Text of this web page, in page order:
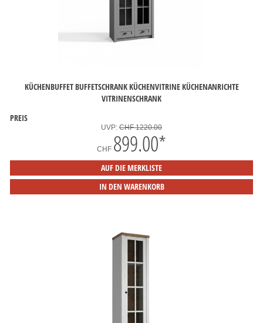
KÜCHENBUFFET BUFFETSCHRANK KÜCHENVITRINE KÜCHENANRICHTE
VITRINENSCHRANK
PREIS
UVP: CHF 1220.00
CHF 899.00*
AUF DIE MERKLISTE
IN DEN WARENKORB